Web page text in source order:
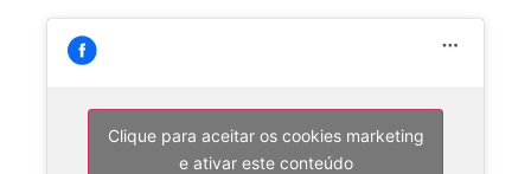
Clique para aceitar os cookies marketing
e ativar este conteúdo